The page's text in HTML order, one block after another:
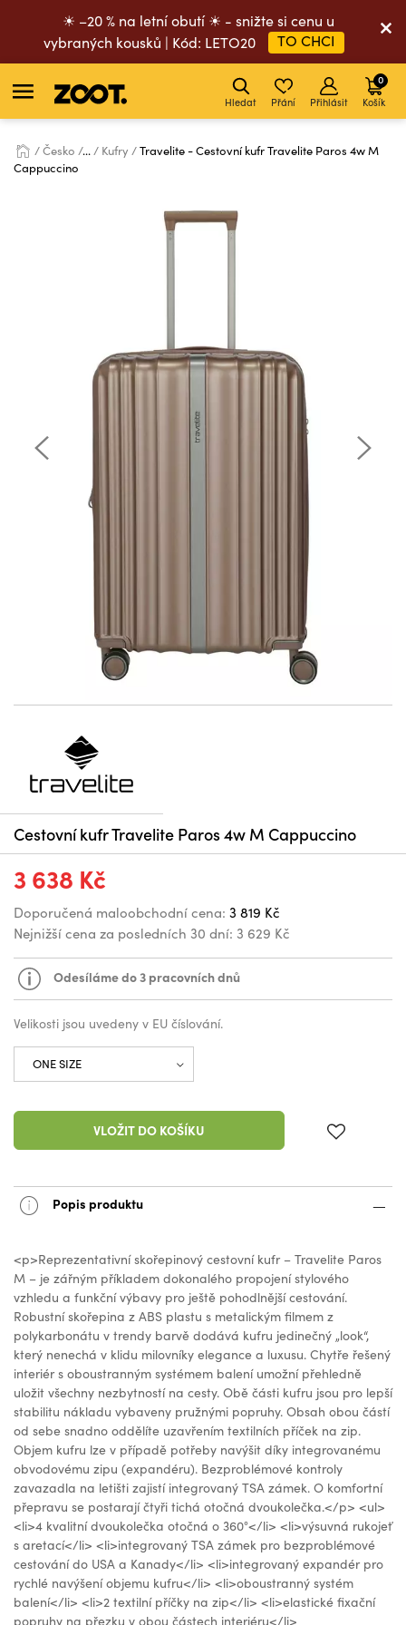
☀ –20 % na letní obutí ☀ - snižte si cenu u
vybraných kousků | Kód: LETO20
TO CHCI
Hledat Přání Přihlásit Košík
0
Česko ... Kufry
Travelite - Cestovní kufr Travelite Paros 4w M
Cappuccino
Cestovní kufr Travelite Paros 4w M Cappuccino
3 638 Kč
Doporučená maloobchodní cena: 3 819 Kč
Nejnižší cena za posledních 30 dní: 3 629 Kč
Odesíláme do 3 pracovních dnů
Velikosti jsou uvedeny v EU číslování.
VLOŽIT DO KOŠÍKU
Popis produktu
<p>Reprezentativní skořepinový cestovní kufr – Travelite Paros
M – je zářným příkladem dokonalého propojení stylového
vzhledu a funkční výbavy pro ještě pohodlnější cestování.
Robustní skořepina z ABS plastu s metalickým filmem z
polykarbonátu v trendy barvě dodává kufru jedinečný „look“,
který nenechá v klidu milovníky elegance a luxusu. Chytře řešený
interiér s oboustranným systémem balení umožní přehledně
uložit všechny nezbytností na cesty. Obě části kufru jsou pro lepší
stabilitu nákladu vybaveny pružnými popruhy. Obsah obou částí
od sebe snadno oddělíte uzavřením textilních příček na zip.
Objem kufru lze v případě potřeby navýšit díky integrovanému
obvodovému zipu (expandéru). Bezproblémové kontroly
zavazadla na letišti zajistí integrovaný TSA zámek. O komfortní
přepravu se postarají čtyři tichá otočná dvoukolečka.</p> <ul>
<li>4 kvalitní dvoukolečka otočná o 360°</li> <li>výsuvná rukojeť
s aretací</li> <li>integrovaný TSA zámek pro bezproblémové
cestování do USA a Kanady</li> <li>integrovaný expandér pro
rychlé navýšení objemu kufru</li> <li>oboustranný systém
balení</li> <li>2 textilní příčky na zip</li> <li>elastické fixační
popruhy na přezku v obou částech interiéru</li>